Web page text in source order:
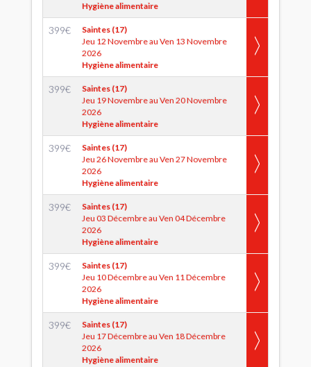
Hygiène alimentaire
399€
Saintes (17)
Jeu 12 Novembre au Ven 13 Novembre
2026
Hygiène alimentaire
399€
Saintes (17)
Jeu 19 Novembre au Ven 20 Novembre
2026
Hygiène alimentaire
399€
Saintes (17)
Jeu 26 Novembre au Ven 27 Novembre
2026
Hygiène alimentaire
399€
Saintes (17)
Jeu 03 Décembre au Ven 04 Décembre
2026
Hygiène alimentaire
399€
Saintes (17)
Jeu 10 Décembre au Ven 11 Décembre
2026
Hygiène alimentaire
399€
Saintes (17)
Jeu 17 Décembre au Ven 18 Décembre
2026
Hygiène alimentaire